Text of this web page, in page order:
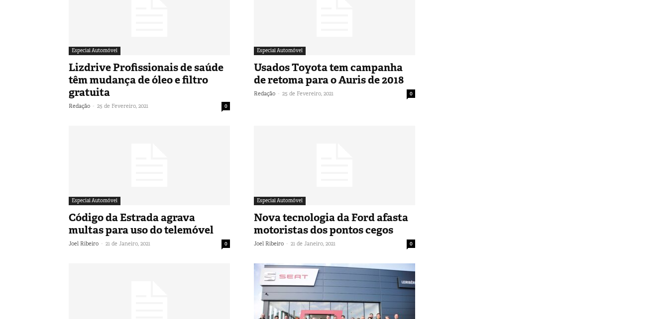
Especial Automóvel
Lizdrive Profissionais de saúde
têm mudança de óleo e filtro
gratuita
Redação - 25 de Fevereiro, 2021 0
Especial Automóvel
Usados Toyota tem campanha
de retoma para o Auris de 2018
Redação - 25 de Fevereiro, 2021 0
Especial Automóvel
Código da Estrada agrava
multas para uso do telemóvel
Joel Ribeiro - 21 de Janeiro, 2021 0
Especial Automóvel
Nova tecnologia da Ford afasta
motoristas dos pontos cegos
Joel Ribeiro - 21 de Janeiro, 2021 0